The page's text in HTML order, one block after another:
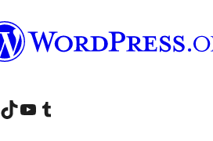
ကျွန်ုပ်တို့၏ TikTok အကောင့်သို့ ဝင်ရောက်ကြည့်ရှုရန်
ကျွန်ုပ်တို့၏ YouTube ချန်နယ်သို့ သွားရောက်ကြည့်ရှုပါ ကျွန်ုပ်တို့၏ Tumblr အကောင့်သို့ ဝင်ရောက်ကြည့်ရှုရန်